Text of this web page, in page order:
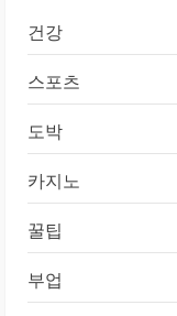
건강
스포츠
도박
카지노
꿀팁
부업